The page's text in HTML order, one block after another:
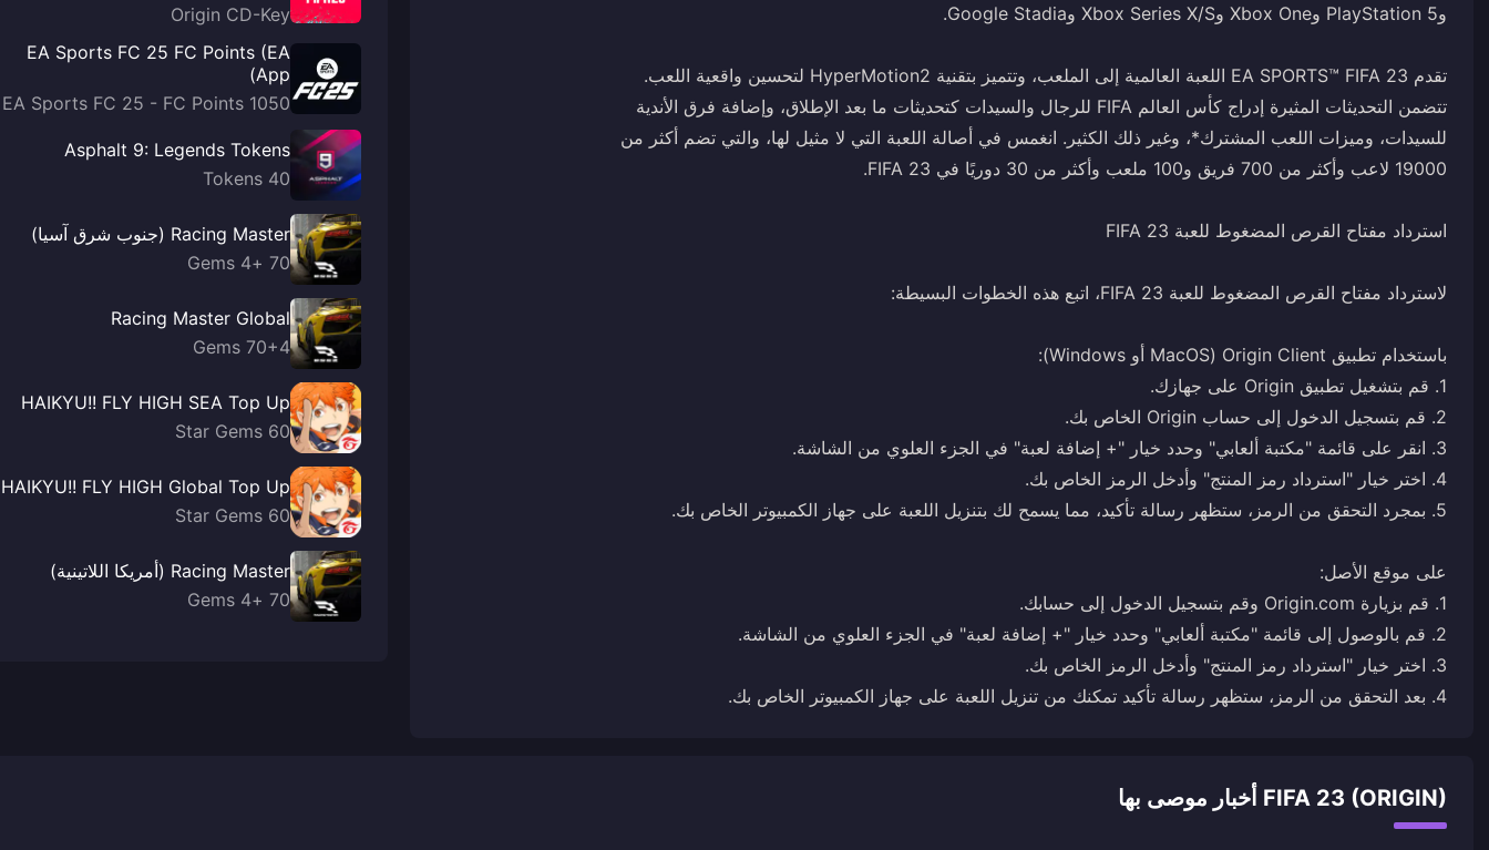
تقدم EA SPORTS™ FIFA 23 اللعبة العالمية إلى الملعب، وتتميز بتقنية HyperMotion2 لتحسين واقعية اللعب.
تتضمن التحديثات المثيرة إدراج كأس العالم FIFA للرجال والسيدات كتحديثات ما بعد الإطلاق، وإضافة فرق الأندية
للسيدات، وميزات اللعب المشترك*، وغير ذلك الكثير. انغمس في أصالة اللعبة التي لا مثيل لها، والتي تضم أكثر من
4. بعد التحقق من الرمز، ستظهر رسالة تأكيد تمكنك من تنزيل اللعبة على جهاز الكمبيوتر الخاص بك.
Origin CD-Key
EA Sports FC 25 FC Points (EA
App)
EA Sports FC 25 - FC Points 1050
Asphalt 9: Legends Tokens
40 Tokens
Racing Master (جنوب شرق آسيا)
70 +4 Gems
Racing Master Global
70+4 Gems
HAIKYU!! FLY HIGH SEA Top Up
60 Star Gems
HAIKYU!! FLY HIGH Global Top Up
60 Star Gems
Racing Master (أمريكا اللاتينية)
70 +4 Gems
FIFA 23 (ORIGIN) أخبار موصى بها